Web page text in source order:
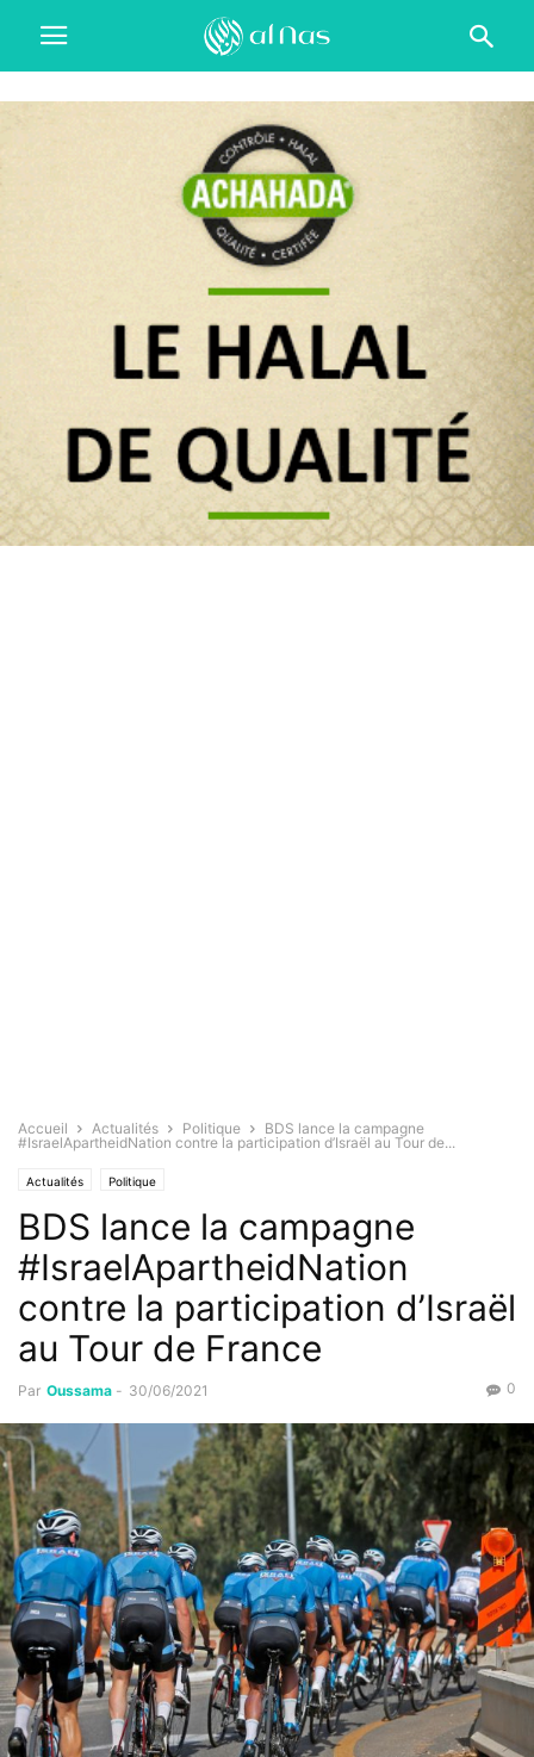
Accueil Actualités Politique
BDS lance la campagne
#IsraelApartheidNation contre la participation d’Israël au Tour de...
Actualités Politique
BDS lance la campagne
#IsraelApartheidNation
contre la participation d’Israël
au Tour de France
Par Oussama - 30/06/2021 0